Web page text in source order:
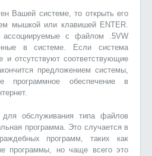
Вашей системе, то открыть его
мышкой или клавишей ENTER.
ассоциируемые с файлом .5VW
в системе. Если система
и отсутствуют соответствующие
предложением системы,
программное обеспечение в
для обслуживания типа файлов
программа. Это случается в
программ, таких как
программы, но чаще всего это